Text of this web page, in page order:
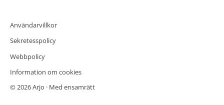
Användarvillkor
Sekretesspolicy
Webbpolicy
Information om cookies
© 2026 Arjo · Med ensamrätt